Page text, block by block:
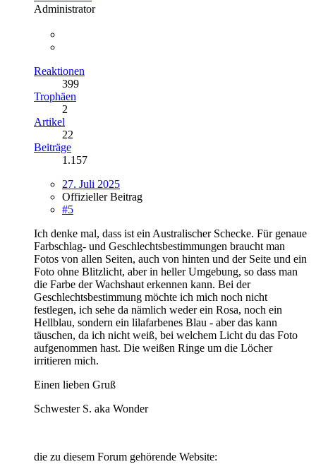
Administrator
Reaktionen
399
Trophäen
2
Artikel
22
Beiträge
1.157
27. Juli 2025
Offizieller Beitrag
#5
Ich denke mal, dass ist ein Australischer Schecke. Für genaue
Farbschlag- und Geschlechtsbestimmungen braucht man
Fotos von allen Seiten, auch von hinten und der Seite und ein
Foto ohne Blitzlicht, aber in heller Umgebung, so dass man
die Farbe der Wachshaut erkennen kann. Bei der
Geschlechtsbestimmung möchte ich mich noch nicht
festlegen, ich sehe da nämlich weder ein Rosa, noch ein
Hellblau, sondern ein lilafarbenes Blau - aber das kann
täuschen, da ich nicht weiß, bei welchem Licht du das Foto
aufgenommen hast. Die weißen Ringe um die Löcher
irritieren mich.
Einen lieben Gruß
Schwester S. aka Wonder
die zu diesem Forum gehörende Website: